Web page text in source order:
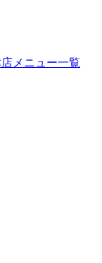
メニュー一覧